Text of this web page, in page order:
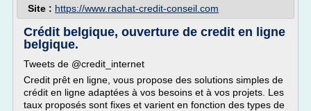
Site : https://www.rachat-credit-conseil.com
Crédit belgique, ouverture de credit en ligne
belgique.
Tweets de @credit_internet
Credit prêt en ligne, vous propose des solutions simples de
crédit en ligne adaptées à vos besoins et à vos projets. Les
taux proposés sont fixes et varient en fonction des types de